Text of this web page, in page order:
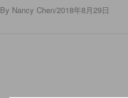
By Nancy Chen/2018年8月29日